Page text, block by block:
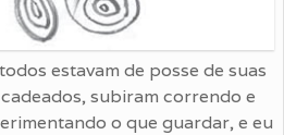
estavam de posse de suas
subiram correndo e
o que guardar, e eu